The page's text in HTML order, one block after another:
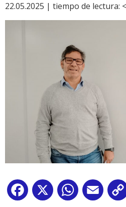
22.05.2025 | tiempo de lectura:
Facebook
X WhatsApp
Email